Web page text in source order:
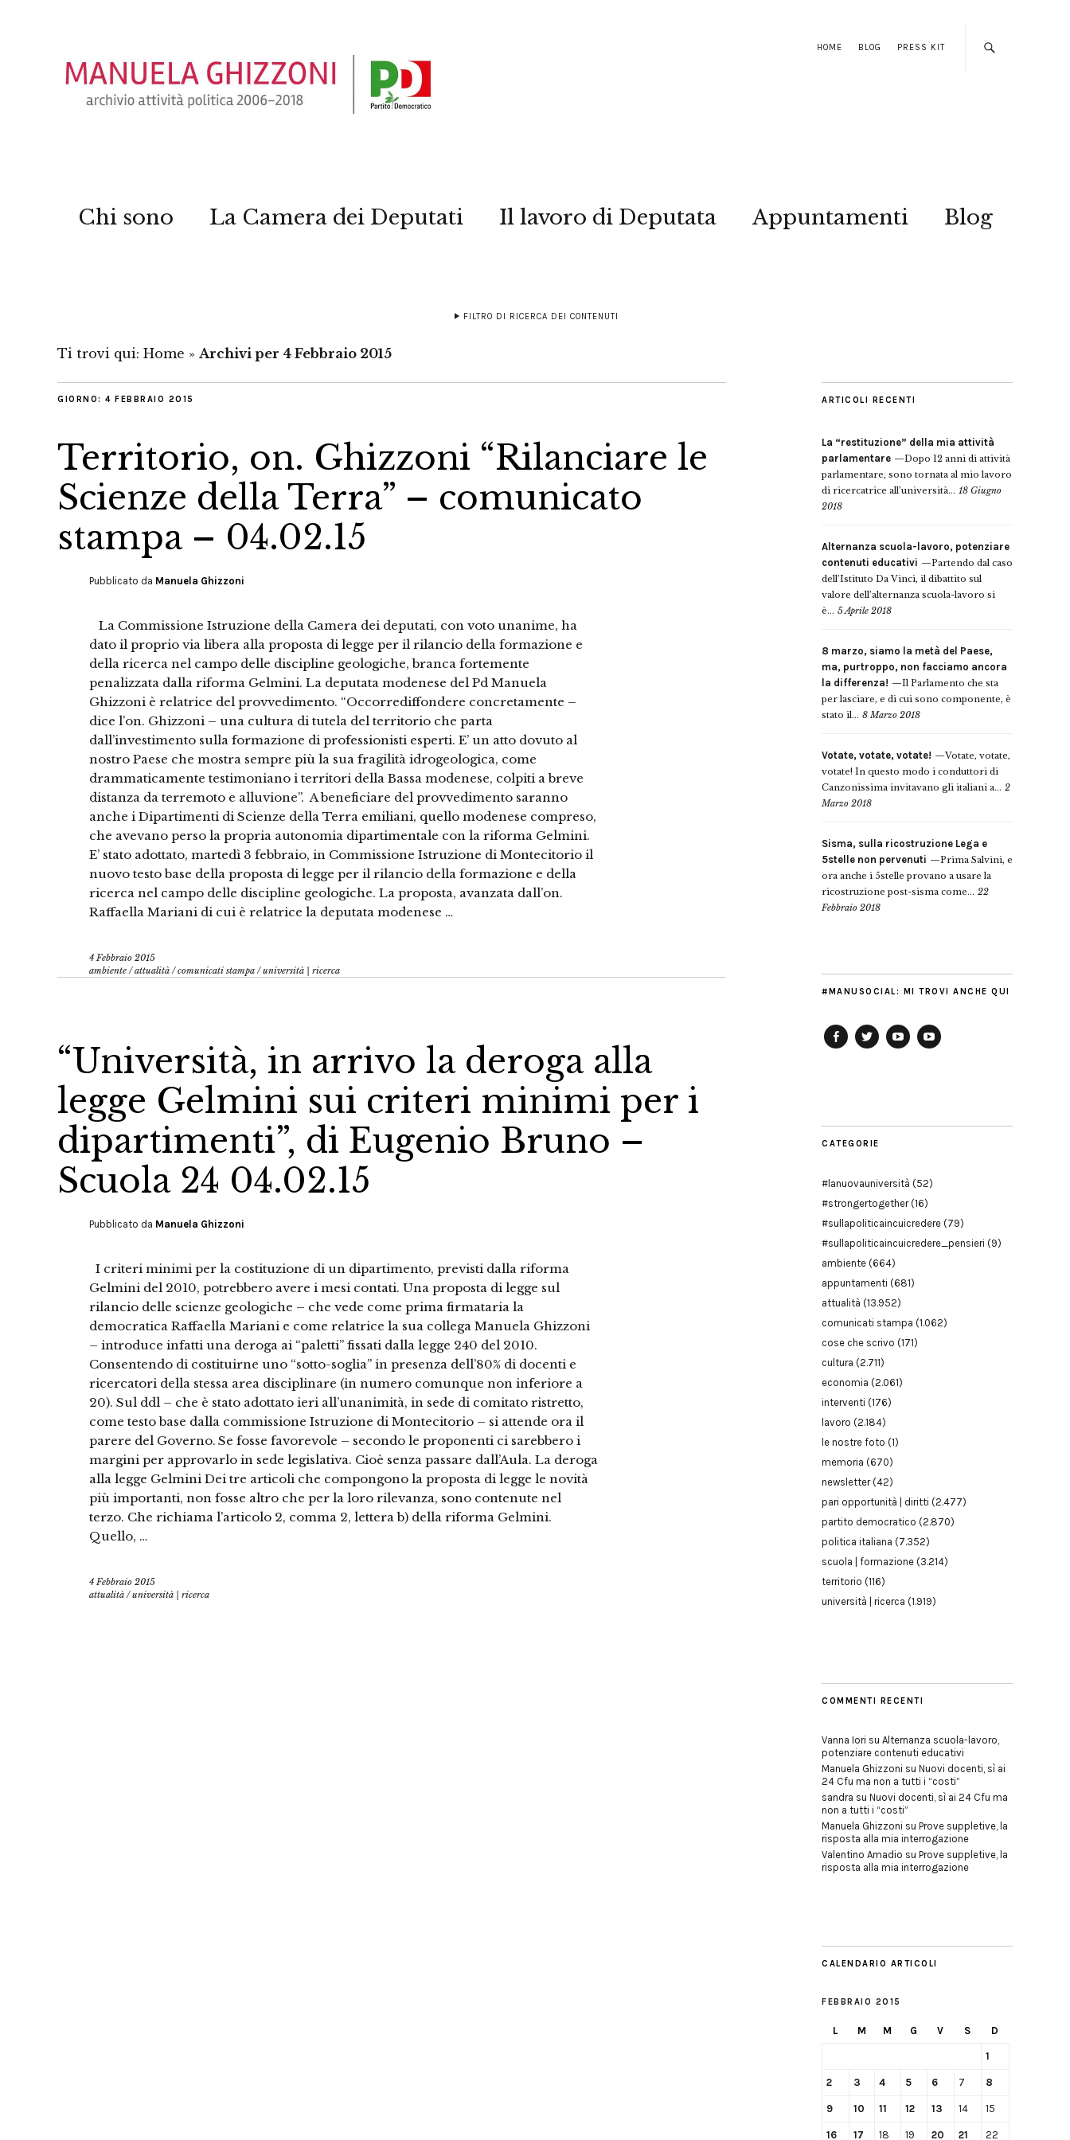
HOME BLOG PRESS KIT
Chi sono La Camera dei Deputati Il lavoro di Deputata Appuntamenti Blog
FILTRO DI RICERCA DEI CONTENUTI
Ti trovi qui: Home » Archivi per 4 Febbraio 2015
GIORNO: 4 FEBBRAIO 2015
Territorio, on. Ghizzoni “Rilanciare le
Scienze della Terra” – comunicato
stampa – 04.02.15
Pubblicato da Manuela Ghizzoni
La Commissione Istruzione della Camera dei deputati, con voto unanime, ha
dato il proprio via libera alla proposta di legge per il rilancio della formazione e
della ricerca nel campo delle discipline geologiche, branca fortemente
penalizzata dalla riforma Gelmini. La deputata modenese del Pd Manuela
Ghizzoni è relatrice del provvedimento. “Occorrediffondere concretamente –
dice l’on. Ghizzoni – una cultura di tutela del territorio che parta
dall’investimento sulla formazione di professionisti esperti. E’ un atto dovuto al
nostro Paese che mostra sempre più la sua fragilità idrogeologica, come
drammaticamente testimoniano i territori della Bassa modenese, colpiti a breve
distanza da terremoto e alluvione”. A beneficiare del provvedimento saranno
anche i Dipartimenti di Scienze della Terra emiliani, quello modenese compreso,
che avevano perso la propria autonomia dipartimentale con la riforma Gelmini.
E’ stato adottato, martedì 3 febbraio, in Commissione Istruzione di Montecitorio il
nuovo testo base della proposta di legge per il rilancio della formazione e della
ricerca nel campo delle discipline geologiche. La proposta, avanzata dall’on.
Raffaella Mariani di cui è relatrice la deputata modenese …
4 Febbraio 2015
ambiente /attualità /comunicati stampa /università | ricerca
“Università, in arrivo la deroga alla
legge Gelmini sui criteri minimi per i
dipartimenti”, di Eugenio Bruno –
Scuola 24 04.02.15
Pubblicato da Manuela Ghizzoni
I criteri minimi per la costituzione di un dipartimento, previsti dalla riforma
Gelmini del 2010, potrebbero avere i mesi contati. Una proposta di legge sul
rilancio delle scienze geologiche – che vede come prima firmataria la
democratica Raffaella Mariani e come relatrice la sua collega Manuela Ghizzoni
– introduce infatti una deroga ai “paletti” fissati dalla legge 240 del 2010.
Consentendo di costituirne uno “sotto-soglia” in presenza dell’80% di docenti e
ricercatori della stessa area disciplinare (in numero comunque non inferiore a
20). Sul ddl – che è stato adottato ieri all’unanimità, in sede di comitato ristretto,
come testo base dalla commissione Istruzione di Montecitorio – si attende ora il
parere del Governo. Se fosse favorevole – secondo le proponenti ci sarebbero i
margini per approvarlo in sede legislativa. Cioè senza passare dall’Aula. La deroga
alla legge Gelmini Dei tre articoli che compongono la proposta di legge le novità
più importanti, non fosse altro che per la loro rilevanza, sono contenute nel
terzo. Che richiama l’articolo 2, comma 2, lettera b) della riforma Gelmini.
Quello, …
4 Febbraio 2015
attualità /università | ricerca
ARTICOLI RECENTI
La “restituzione” della mia attività
parlamentare
Dopo 12 anni di attività
parlamentare, sono tornata al mio lavoro
di ricercatrice all’università... 18 Giugno
2018
Alternanza scuola-lavoro, potenziare
contenuti educativi
Partendo dal caso
dell’Istituto Da Vinci, il dibattito sul
valore dell’alternanza scuola-lavoro si
è... 5 Aprile 2018
8 marzo, siamo la metà del Paese,
ma, purtroppo, non facciamo ancora
la differenza!
Il Parlamento che sta
per lasciare, e di cui sono componente, è
stato il... 8 Marzo 2018
Votate, votate, votate!
Votate, votate,
votate! In questo modo i conduttori di
Canzonissima invitavano gli italiani a... 2
Marzo 2018
Sisma, sulla ricostruzione Lega e
5stelle non pervenuti
Prima Salvini, e
ora anche i 5stelle provano a usare la
ricostruzione post-sisma come... 22
Febbraio 2018
#MANUSOCIAL: MI TROVI ANCHE QUI
CATEGORIE
#lanuovauniversità (52)
#strongertogether(16)
#sullapoliticaincuicredere (79)
#sullapoliticaincuicredere_pensieri (9)
ambiente (664)
appuntamenti (681)
attualità (13.952)
comunicati stampa (1.062)
cose che scrivo (171)
cultura (2.711)
economia (2.061)
interventi (176)
lavoro (2.184)
le nostre foto (1)
memoria (670)
newsletter(42)
pari opportunità | diritti (2.477)
partito democratico (2.870)
politica italiana (7.352)
scuola | formazione (3.214)
territorio (116)
università | ricerca (1.919)
COMMENTI RECENTI
Vanna Iori su Alternanza scuola-lavoro,
potenziare contenuti educativi
Manuela Ghizzoni su Nuovi docenti, sì ai
24 Cfu ma non a tutti i “costi”
sandra su Nuovi docenti, sì ai 24 Cfu ma
non a tutti i “costi”
Manuela Ghizzoni su Prove suppletive, la
risposta alla mia interrogazione
Valentino Amadio su Prove suppletive, la
risposta alla mia interrogazione
CALENDARIO ARTICOLI
FEBBRAIO 2015
L M M G V S D
1
2 3 4 5 6 7 8
9 10 11 12 13 14 15
16 17 18 19 20 21 22